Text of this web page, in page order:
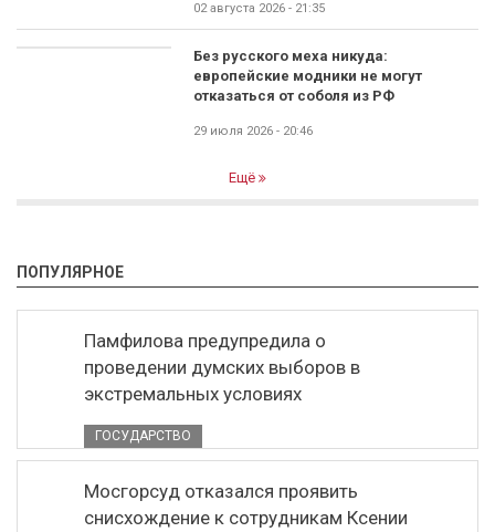
02 августа 2026 - 21:35
Без русского меха никуда:
европейские модники не могут
отказаться от соболя из РФ
29 июля 2026 - 20:46
Ещё
ПОПУЛЯРНОЕ
Памфилова предупредила о
проведении думских выборов в
экстремальных условиях
ГОСУДАРСТВО
Мосгорсуд отказался проявить
снисхождение к сотрудникам Ксении